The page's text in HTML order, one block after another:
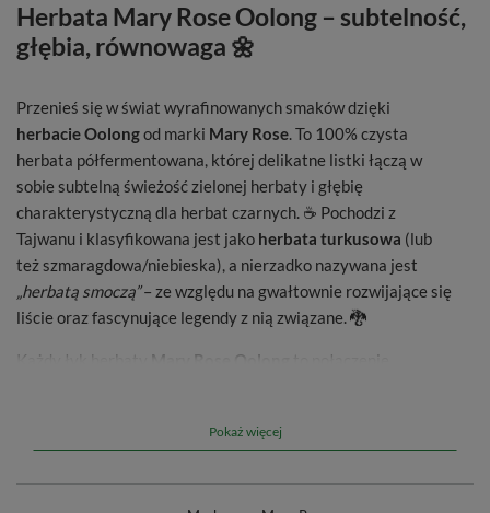
Herbata Mary Rose Oolong – subtelność,
głębia, równowaga 🌼
Przenieś się w świat wyrafinowanych smaków dzięki
herbacie Oolongod marki Mary Rose. To 100% czysta
herbata półfermentowana, której delikatne listki łączą w
sobie subtelną świeżość zielonej herbaty i głębię
charakterystyczną dla herbat czarnych. ☕ Pochodzi z
Tajwanu i klasyfikowana jest jako herbata turkusowa (lub
też szmaragdowa/niebieska), a nierzadko nazywana jest
„herbatą smoczą”– ze względu na gwałtownie rozwijające się
liście oraz fascynujące legendy z nią związane. 🐉
Każdy łyk herbaty Mary Rose Oolong
to połączenie
kwiatowo-orzechowe nuty
zaspany poranek, popołudniową przerwę lub chwilę
Pokaż więcej